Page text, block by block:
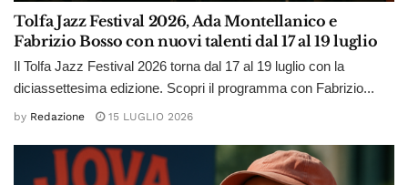
Tolfa Jazz Festival 2026, Ada Montellanico e
Fabrizio Bosso con nuovi talenti dal 17 al 19 luglio
Il Tolfa Jazz Festival 2026 torna dal 17 al 19 luglio con la
diciassettesima edizione. Scopri il programma con Fabrizio...
by Redazione 15 LUGLIO 2026